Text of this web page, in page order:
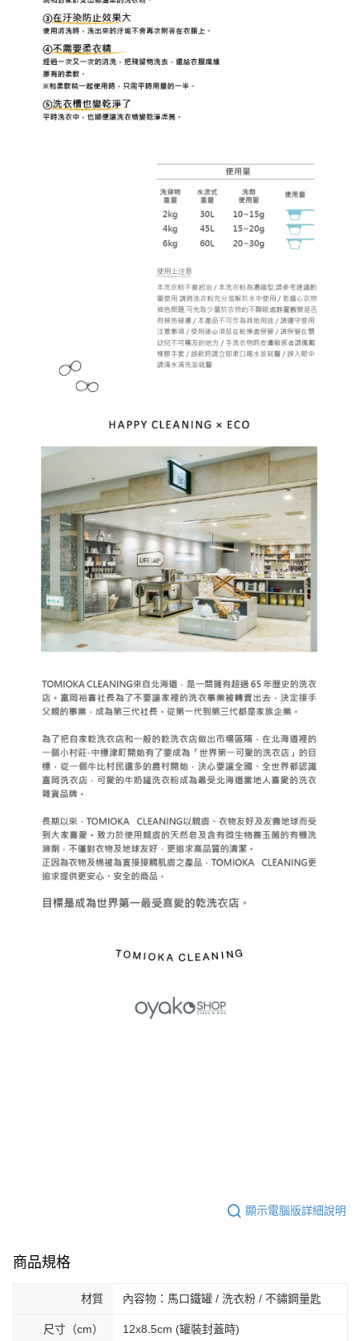
顯示電腦版詳細說明
商品規格
材質 內容物：馬口鐵罐 / 洗衣粉 / 不鏽鋼量匙
尺寸（cm） 12x8.5cm (罐裝封蓋時)